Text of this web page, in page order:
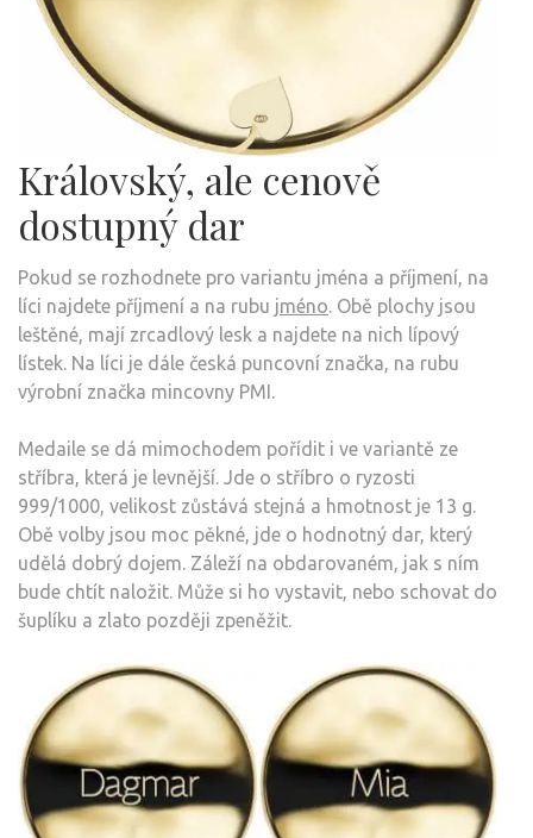
Královský, ale cenově
dostupný dar
Pokud se rozhodnete pro variantu jména a příjmení, na
líci najdete příjmení a na rubu jméno. Obě plochy jsou
leštěné, mají zrcadlový lesk a najdete na nich lípový
lístek. Na líci je dále česká puncovní značka, na rubu
výrobní značka mincovny PMI.
Medaile se dá mimochodem pořídit i ve variantě ze
stříbra, která je levnější. Jde o stříbro o ryzosti
999/1000, velikost zůstává stejná a hmotnost je 13 g.
Obě volby jsou moc pěkné, jde o hodnotný dar, který
udělá dobrý dojem. Záleží na obdarovaném, jak s ním
bude chtít naložit. Může si ho vystavit, nebo schovat do
šuplíku a zlato později zpeněžit.